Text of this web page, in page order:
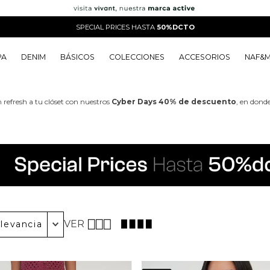
SPECIAL PRICES HASTA 50%DCTO
DENIM BÁSICOS COLECCIONES
Edit
ACCESORIOS
refresh a tu clóset con nuestros Cyber Days 40% de descuento , en
VER